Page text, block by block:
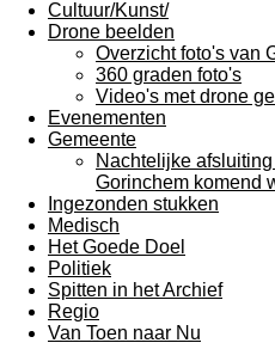
Cultuur/Kunst/
Drone beelden
Overzicht foto's van
360 graden foto's
Video's met drone
Evenementen
Gemeente
Nachtelijke
Gorinchem komend
Ingezonden stukken
Medisch
Het Goede Doel
Politiek
Spitten in het Archief
Regio
Van Toen naar Nu